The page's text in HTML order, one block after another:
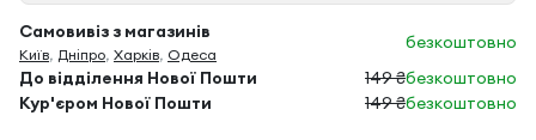
Самовивіз з магазинів
Київ, Дніпро, Харків, Одеса
безкоштовно
До відділення Нової Пошти
149 ₴безкоштовно
Кур'єром Нової Пошти
149 ₴безкоштовно